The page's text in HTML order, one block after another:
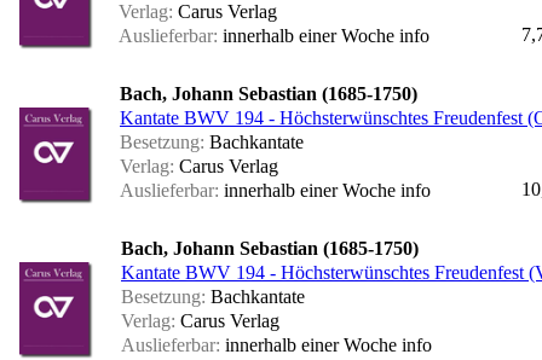
Verlag: Carus Verlag
Auslieferbar: innerhalb einer Woche info
Bach, Johann Sebastian (1685-1750)
Kantate BWV 194 - Höchsterwünschtes Freudenfest
Besetzung: Bachkantate
Verlag: Carus Verlag
Auslieferbar: innerhalb einer Woche info
Bach, Johann Sebastian (1685-1750)
Kantate BWV 194 - Höchsterwünschtes Freudenfest
Besetzung: Bachkantate
Verlag: Carus Verlag
Auslieferbar: innerhalb einer Woche info